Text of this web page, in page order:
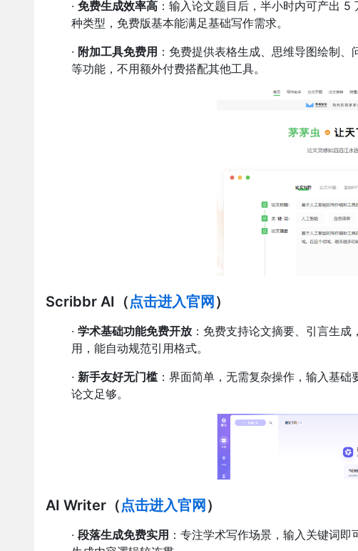
· 免费生成效率高 ：输入论文题目后，半小时内可产出
种类型，免费版基本能满足基础写作需求。
· 附加工具免费用 ：免费提供表格生成、思维导图绘制
等功能，不用额外付费搭配其他工具。
Scribbr AI （点击进入官网 ）
· 学术基础功能免费开放 ：免费支持论文摘要、引言生
用，能自动规范引用格式。
· 新手友好无门槛：界面简单，无需复杂操作，输入基
论文足够。
AI Writer （点击进入官网 ）
· 段落生成免费实用 ：专注学术写作场景，输入关键词